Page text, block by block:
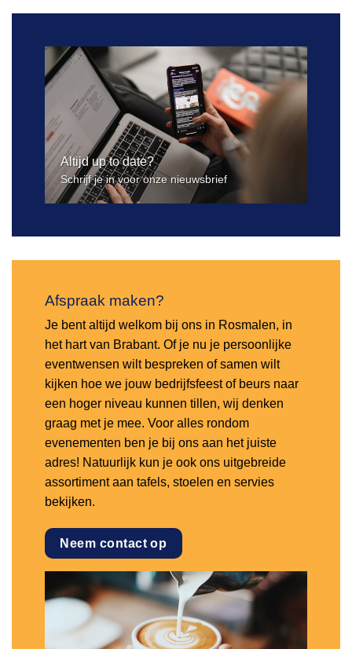
Altijd up to date?
Schrijf je in voor onze nieuwsbrief
Afspraak maken?
Je bent altijd welkom bij ons in Rosmalen, in
het hart van Brabant. Of je nu je persoonlijke
eventwensen wilt bespreken of samen wilt
kijken hoe we jouw bedrijfsfeest of beurs naar
een hoger niveau kunnen tillen, wij denken
graag met je mee. Voor alles rondom
evenementen ben je bij ons aan het juiste
adres! Natuurlijk kun je ook ons uitgebreide
assortiment aan tafels, stoelen en servies
bekijken.
Neem contact op